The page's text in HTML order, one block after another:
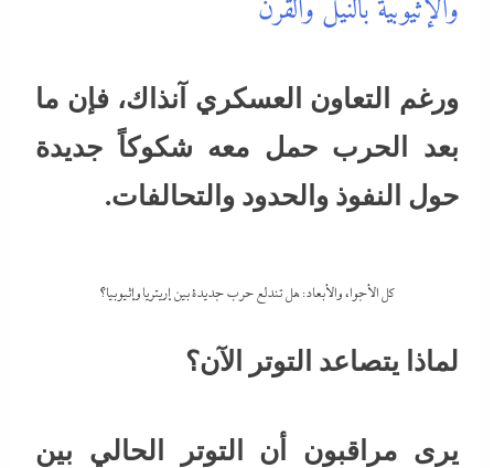
ورغم التعاون العسكري آنذاك، فإن ما
بعد الحرب حمل معه شكوكاً جديدة
حول النفوذ والحدود والتحالفات.
كل الأجواء والأبعاد: هل تندلع حرب جديدة بين إريتريا وإثيوبيا؟
لماذا يتصاعد التوتر الآن؟
يرى مراقبون أن التوتر الحالي بين